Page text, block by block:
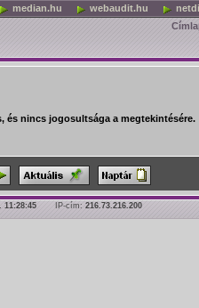
median.hu webaudit.hu
nincs jogosultsága a megtekintésére.
11:28:45 IP-cím: 216.73.216.200